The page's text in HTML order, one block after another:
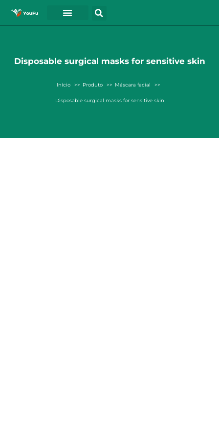
Disposable surgical masks for sensitive skin
Início Produto Máscara facial
Disposable surgical masks for sensitive skin